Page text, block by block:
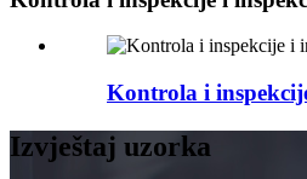
Kontrola i
Izvještaj uzorka